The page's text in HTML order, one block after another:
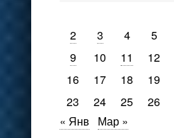
2
3 4 5
9
10 11 12
16
17 18 19
23
24 25 26
« Янв
Мар »